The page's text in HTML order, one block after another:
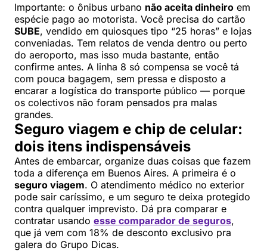
Importante: o ônibus urbano não aceita dinheiro em
espécie pago ao motorista. Você precisa do cartão
SUBE, vendido em quiosques tipo “25 horas” e lojas
conveniadas. Tem relatos de venda dentro ou perto
do aeroporto, mas isso muda bastante, então
confirme antes. A linha 8 só compensa se você tá
com pouca bagagem, sem pressa e disposto a
encarar a logística do transporte público — porque
os colectivos não foram pensados pra malas
grandes.
Seguro viagem e chip de celular:
dois itens indispensáveis
Antes de embarcar, organize duas coisas que fazem
toda a diferença em Buenos Aires. A primeira é o
seguro viagem. O atendimento médico no exterior
pode sair caríssimo, e um seguro te deixa protegido
contra qualquer imprevisto. Dá pra comparar e
contratar usando esse comparador de seguros,
que já vem com 18% de desconto exclusivo pra
galera do Grupo Dicas.